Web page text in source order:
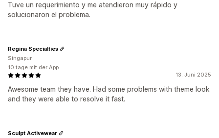
Tuve un requerimiento y me atendieron muy rápido y
solucionaron el problema.
13. Juni 2025
Awesome team they have. Had some problems with theme look
and they were able to resolve it fast.
Regina Specialties
Singapur
10 tage mit der App
Sculpt Activewear